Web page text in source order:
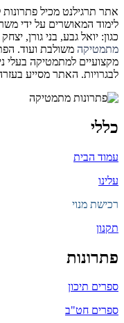
אתר תרגילנט מכיל
לימוד המאושרים על ידי
כגון: יואל גבע, בני גורן,
מתמטיקה משולבת ועוד.
מקצועיים למתמטיקה בעלי
לבגרויות. האתר מסייע
כללי
עמוד הבית
עלינו
רכישת מנוי
תקנון
פתרונות
ספרים תיכון
ספרים חט"ב